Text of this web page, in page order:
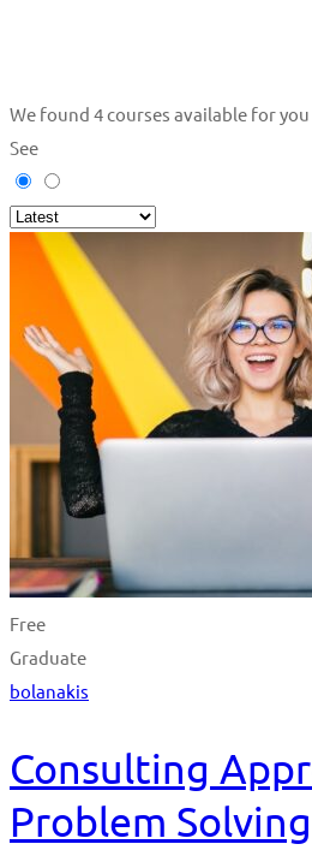
We found 4courses available for you
See
Free
Graduate
bolanakis
Consulting
Problem Solving